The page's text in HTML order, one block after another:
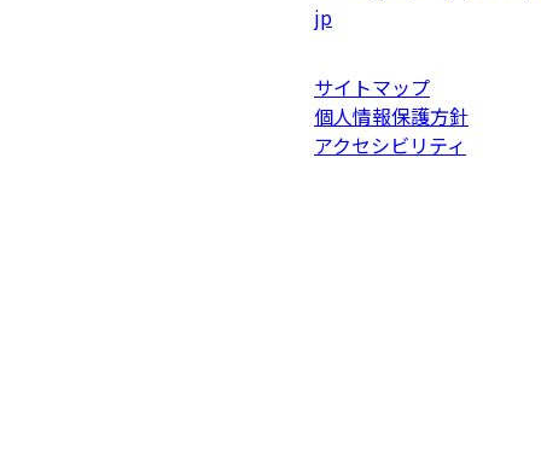
jp
サイトマップ
個人情報保護方針
アクセシビリティ